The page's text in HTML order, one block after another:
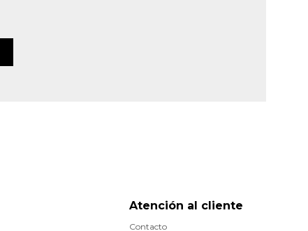
Atención al cliente
Contacto